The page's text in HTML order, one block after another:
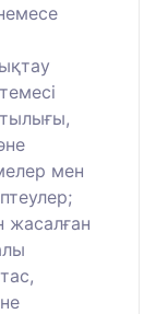
мен
жасалған